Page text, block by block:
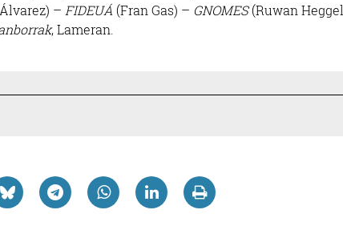
– FIDEUÁ (Fran Gas) – GNOMES(Ruwan
, Lameran.